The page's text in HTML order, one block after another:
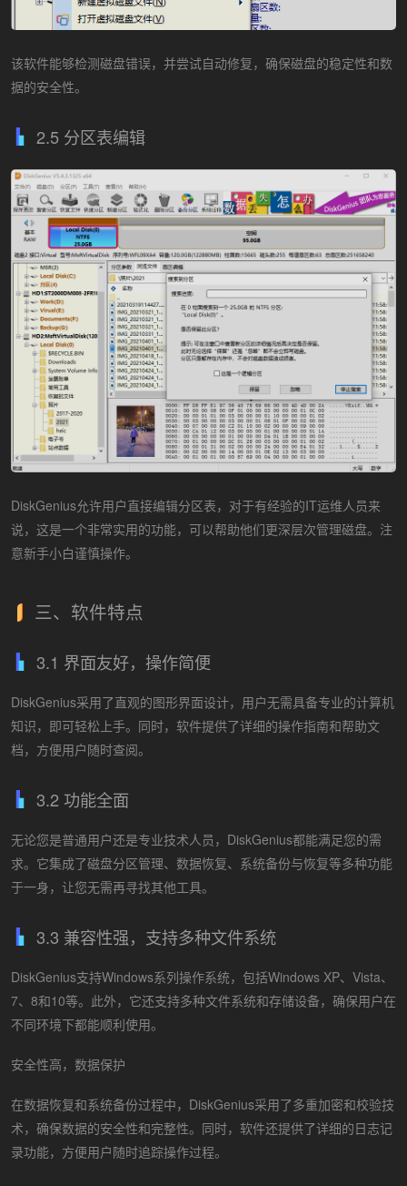
该软件能够检测磁盘错误，并尝试自动修复，确保磁盘的稳定性和数
据的安全性。
2.5 分区表编辑
DiskGenius允许用户直接编辑分区表，对于有经验的IT运维人员来
说，这是一个非常实用的功能，可以帮助他们更深层次管理磁盘。注
意新手小白谨慎操作。
三、软件特点
3.1 界面友好，操作简便
DiskGenius采用了直观的图形界面设计，用户无需具备专业的计算机
知识，即可轻松上手。同时，软件提供了详细的操作指南和帮助文
档，方便用户随时查阅。
3.2 功能全面
无论您是普通用户还是专业技术人员，DiskGenius都能满足您的需
求。它集成了磁盘分区管理、数据恢复、系统备份与恢复等多种功能
于一身，让您无需再寻找其他工具。
3.3 兼容性强，支持多种文件系统
DiskGenius支持Windows系列操作系统，包括Windows XP、Vista、
7、8和10等。此外，它还支持多种文件系统和存储设备，确保用户在
不同环境下都能顺利使用。
安全性高，数据保护
在数据恢复和系统备份过程中，DiskGenius采用了多重加密和校验技
术，确保数据的安全性和完整性。同时，软件还提供了详细的日志记
录功能，方便用户随时追踪操作过程。